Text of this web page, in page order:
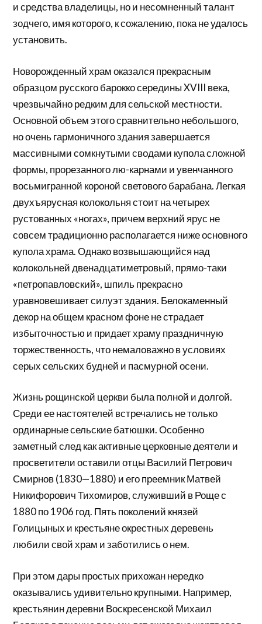
и средства владелицы, но и несомненный талант
зодчего, имя которого, к сожалению, пока не удалось
установить.
Новорожденный храм оказался прекрасным
образцом русского барокко середины XVIII века,
чрезвычайно редким для сельской местности.
Основной объем этого сравнительно небольшого,
но очень гармоничного здания завершается
массивными сомкнутыми сводами купола сложной
формы, прорезанного лю-карнами и увенчанного
восьмигранной короной светового барабана. Легкая
двухъярусная колокольня стоит на четырех
рустованных «ногах», причем верхний ярус не
совсем традиционно располагается ниже основного
купола храма. Однако возвышающийся над
колокольней двенадцатиметровый, прямо-таки
«петропавловский», шпиль прекрасно
уравновешивает силуэт здания. Белокаменный
декор на общем красном фоне не страдает
избыточностью и придает храму праздничную
торжественность, что немаловажно в условиях
серых сельских будней и пасмурной осени.
Жизнь рощинской церкви была полной и долгой.
Среди ее настоятелей встречались не только
ординарные сельские батюшки. Особенно
заметный след как активные церковные деятели и
просветители оставили отцы Василий Петрович
Смирнов (1830—1880) и его преемник Матвей
Никифорович Тихомиров, служивший в Роще с
1880 по 1906 год. Пять поколений князей
Голицыных и крестьяне окрестных деревень
любили свой храм и заботились о нем.
При этом дары простых прихожан нередко
оказывались удивительно крупными. Например,
крестьянин деревни Воскресенской Михаил